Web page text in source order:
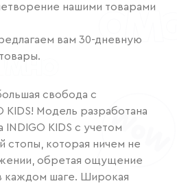
нашими товарами
вам 30-дневную
свобода с
KIDS! Модель разработана
KIDS с учетом
стопы, которая ничем не
обретая ощущение
каждом шаге. Широкая